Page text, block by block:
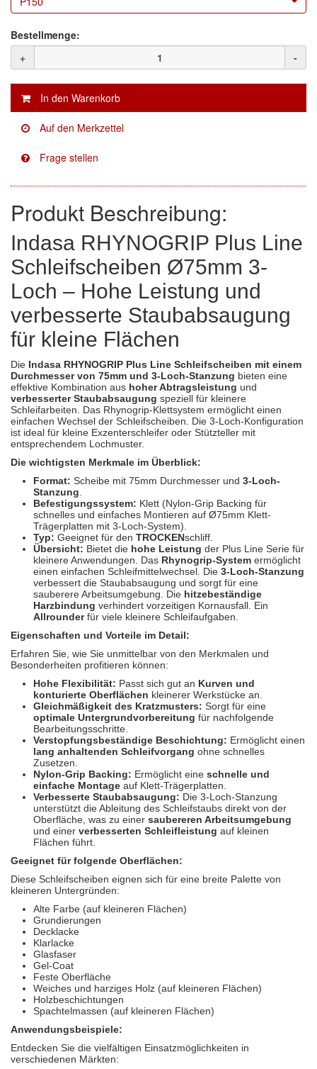
(1)
E-D
(1)
EVERCOAT
(113)
Indasa
(2)
KWASNY
(8)
Mirka
(1)
no-name
(1)
Novol
(3)
Proma
(21)
Sia
(3)
Spectral
StarChem
(1)
Sundstrom
(4)
Troton
(2)
Wibeco
(1)
ZVG
Bestellmenge:
+
-
Produkt Beschreibung:
Indasa RHYNOGRIP Plus Line
Schleifscheiben Ø75mm 3-
Loch – Hohe Leistung und
verbesserte Staubabsaugung
für kleine Flächen
Die Indasa RHYNOGRIP Plus Line Schleifscheiben mit einem
Durchmesser von 75mm und 3-Loch-Stanzung bieten eine
effektive Kombination aus hoher Abtragsleistung und
verbesserter Staubabsaugung speziell für kleinere
Schleifarbeiten. Das Rhynogrip-Klettsystem ermöglicht einen
einfachen Wechsel der Schleifscheiben. Die 3-Loch-Konfiguration
ist ideal für kleine Exzenterschleifer oder Stützteller mit
entsprechendem Lochmuster.
Die wichtigsten Merkmale im Überblick:
Format: Scheibe mit 75mm Durchmesser und 3-Loch-
Stanzung
Befestigungssystem: Klett (Nylon-Grip Backing für
schnelles und einfaches Montieren auf Ø75mm Klett-
Trägerplatten mit 3-Loch-System).
Typ: Geeignet für den TROCKENschliff.
Übersicht: Bietet die hohe Leistung der Plus Line Serie für
kleinere Anwendungen. Das Rhynogrip-System ermöglicht
einen einfachen Schleifmittelwechsel. Die 3-Loch-Stanzung
verbessert die Staubabsaugung und sorgt für eine
sauberere Arbeitsumgebung. Die hitzebeständige
Harzbindung verhindert vorzeitigen Kornausfall. Ein
Allrounderfür viele kleinere Schleifaufgaben.
Eigenschaften und Vorteile im Detail:
Erfahren Sie, wie Sie unmittelbar von den Merkmalen und
Besonderheiten profitieren können:
Hohe Flexibilität: Passt sich gut an Kurven und
konturierte Oberflächen kleinerer Werkstücke an.
Gleichmäßigkeit des Kratzmusters: Sorgt für eine
optimale Untergrundvorbereitung für nachfolgende
Bearbeitungsschritte.
Verstopfungsbeständige Beschichtung: Ermöglicht einen
lang anhaltenden Schleifvorgang ohne schnelles
Zusetzen.
Nylon-Grip Backing: Ermöglicht eine schnelle und
einfache Montage auf Klett-Trägerplatten.
Verbesserte Staubabsaugung: Die 3-Loch-Stanzung
unterstützt die Ableitung des Schleifstaubs direkt von der
Oberfläche, was zu einer saubereren Arbeitsumgebung
und einer verbesserten Schleifleistung auf kleinen
Flächen führt.
Geeignet für folgende Oberflächen:
Diese Schleifscheiben eignen sich für eine breite Palette von
kleineren Untergründen:
Alte Farbe (auf kleineren Flächen)
Grundierungen
Decklacke
Klarlacke
Glasfaser
Gel-Coat
Feste Oberfläche
Weiches und harziges Holz (auf kleineren Flächen)
Holzbeschichtungen
Spachtelmassen (auf kleineren Flächen)
Anwendungsbeispiele:
Entdecken Sie die vielfältigen Einsatzmöglichkeiten in
verschiedenen Märkten: